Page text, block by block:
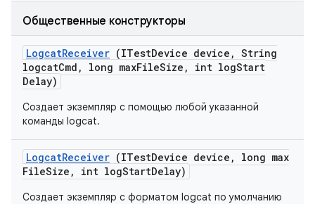
Общественные конструкторы
LogcatReceiver (ITestDevice device , String
logcatCmd , long maxFileSize , int logStart
Delay)
Создает экземпляр с помощью любой указанной
команды logcat.
LogcatReceiver (ITestDevice device ,
long max
FileSize , int logStartDelay)
Создает экземпляр с форматом logcat по умолчанию